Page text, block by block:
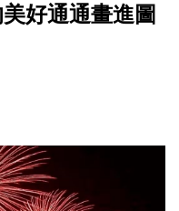
好通通畫進圖